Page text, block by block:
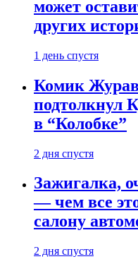
может
других
1 день спустя
Комик
подтолкнул
в “Колобке”
2 дня спустя
Зажигалка,
— чем все
салону
2 дня спустя